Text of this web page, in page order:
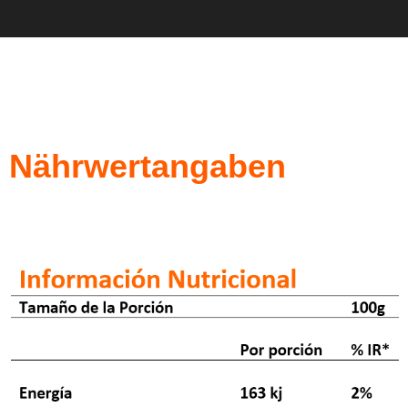
Nährwertangaben